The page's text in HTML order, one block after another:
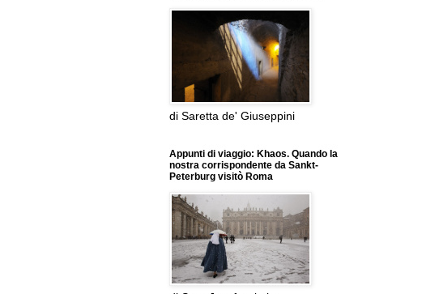
di Saretta de' Giuseppini
Appunti di viaggio: Khaos. Quando la
nostra corrispondente da Sankt-
Peterburg visitò Roma